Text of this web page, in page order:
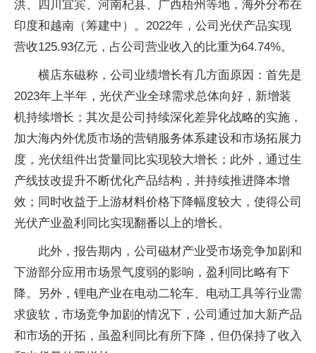
洪、四川宜宾、河南杞县、广西梧州等地，海外分布在
印度和越南（筹建中）。2022年，公司光伏产品实现
营收125.93亿元，占公司营业收入的比重为64.74%。
横店东磁称，公司业绩增长有几方面原因：首先是
2023年上半年，光伏产业全球需求总体向好，新增装
机持续增长；其次是公司持续深化差异化战略的实施，
加大海内外优质市场的营销服务体系建设和市场拓展力
度，光伏组件出货量同比实现较大增长；此外，通过生
产线技改提升不断优化产品结构，并持续推进降本增
效；同时收益于上游材料价格下降幅度较大，使得公司
光伏产业盈利同比实现翻番以上的增长。
此外，报告期内，公司磁材产业受市场竞争加剧和
下游部分应用市场景气度弱的影响，盈利同比略有下
降。另外，锂电产业在电动二轮车、电动工具等行业需
求疲软，市场竞争加剧的情况下，公司通过加大新产品
和市场的开拓，虽盈利同比有所下降，但仍保持了收入